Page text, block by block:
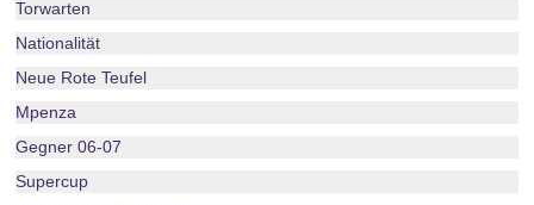
Torwarten
Nationalität
Neue Rote Teufel
Mpenza
Gegner 06-07
Supercup